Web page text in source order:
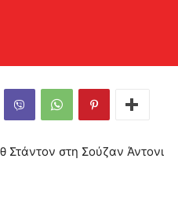
Στάντον στη Σούζαν Άντονι